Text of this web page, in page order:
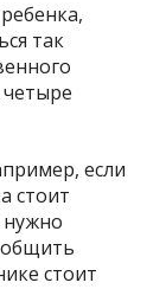
так
если
стоит
стоит